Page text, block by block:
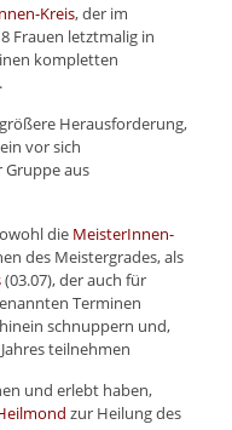
Kreis, der im
Frauen letztmalig in
kompletten
Herausforderung,
vor sich
Gruppe aus
die MeisterInnen-
des Meistergrades, als
(03.07), der auch für
Terminen
schnuppern und,
teilnehmen
und erlebt haben,
zur Heilung des